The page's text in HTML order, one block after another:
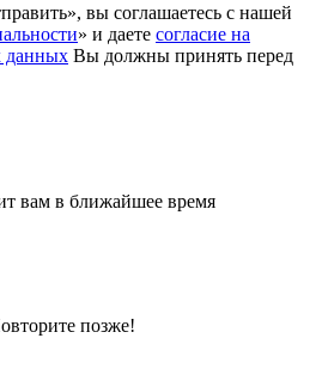
вы соглашаетесь с нашей
» и даете согласие на
данных Вы должны принять перед
вам в ближайшее время
позже!